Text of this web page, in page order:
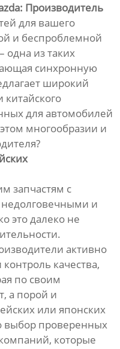
Производитель
для вашего
и беспроблемной
из таких
синхронную
широкий
для автомобилей
многообразии и
запчастям с
и
это далеко не
активно
качества,
по своим
а порой и
или японских
выбор проверенных
которые